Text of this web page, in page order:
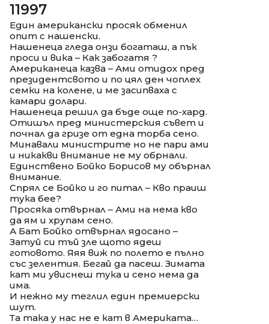
11997
Един американски просяк обменил
опит с нашенски.
Нашенеца гледа онзи богаташ, а пък
проси и вика – Как забогатя ?
Американеца казва – Ами отидох пред
президентсвото и по цял ден чоплех
семки на колене, и ме засипваха с
камари долари.
Нашенеца решил да бъде още по-хард.
Отишъл пред министерския съвет и
почнал да гризе от една торба сено.
Минавали министрите но не пари ами
и никакви внимание не му обрнали.
Единствено Бойко Борисов му обърнал
внимание.
Спрял се Бойко и го питал – Кво праиш
тука бее?
Просяка отвърнал – Ами на нема кво
да ям и хрупам сено.
А Бат Бойко отвърнал ядосано –
Затуй си тъй зле щото ядеш
готовото. Яяя виж по полето е пълно
със зелентия. Бегай да пасеш. Зимата
кат ми увиснеш тука и сено нема да
има.
И нежно му теглил един премиерски
шут.
Та така у нас не е кат в Америката…